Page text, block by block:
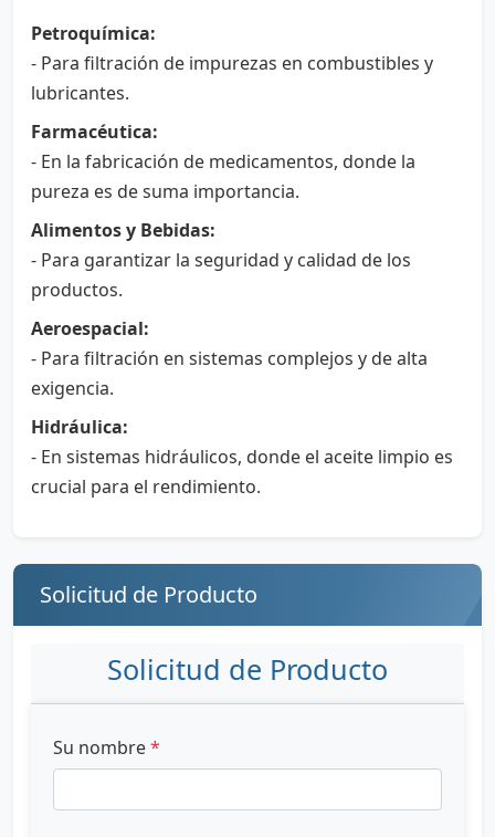
Petroquímica:
- Para filtración de impurezas en combustibles y
lubricantes.
Farmacéutica:
- En la fabricación de medicamentos, donde la
pureza es de suma importancia.
Alimentos y Bebidas:
- Para garantizar la seguridad y calidad de los
productos.
Aeroespacial:
- Para filtración en sistemas complejos y de alta
exigencia.
Hidráulica:
- En sistemas hidráulicos, donde el aceite limpio es
crucial para el rendimiento.
Solicitud de Producto
Solicitud de Producto
Su nombre*